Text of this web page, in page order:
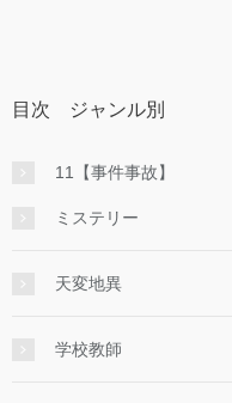
目次 ジャンル別
11【事件事故】
ミステリー
天変地異
学校教師